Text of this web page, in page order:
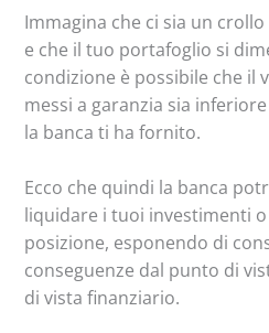
Immagina che ci sia un
e che il tuo portafoglio si
condizione è possibile che il
messi a garanzia sia
la banca ti ha fornito.
Ecco che quindi la banca
liquidare i tuoi investimenti
posizione, esponendo di
conseguenze dal punto di
di vista finanziario.